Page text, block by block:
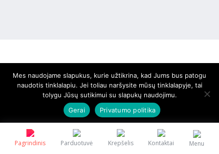
Pagrindinis Parduotuvė Krepšelis Kontaktai Menu
Mes naudojame slapukus, kurie užtikrina, kad Jums bus patogu
naudotis tinklalapiu. Jei toliau naršysite mūsų tinklalapyje, tai
tolygu Jūsų sutikimui su slapukų naudojimu.
Gerai
Privatumo politika